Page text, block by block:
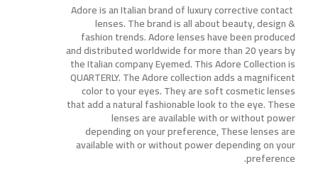
Adore is an Italian brand of luxury corrective contact
lenses. The brand is all about beauty, design &
fashion trends. Adore lenses have been produced
and distributed worldwide for more than 20 years by
the Italian company Eyemed. This Adore Collection is
QUARTERLY. The Adore collection adds a magnificent
color to your eyes. They are soft cosmetic lenses
that add a natural fashionable look to the eye. These
lenses are available with or without power
depending on your preference, These lenses are
available with or without power depending on your
preference.